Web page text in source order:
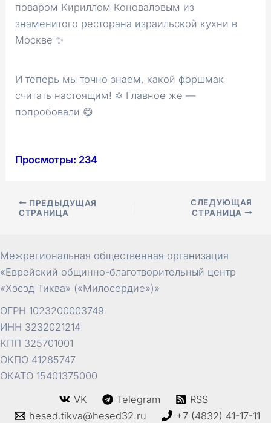
поваром Кириллом Коноваловым из
знаменитого ресторана израильской кухни в
Москве ✨
И теперь мы точно знаем, какой форшмак
считать настоящим! ✡️ Главное же —
попробовали 😋
Просмотры: 234
Навигация
ПРЕДЫДУЩАЯ
СТРАНИЦА
СЛЕДУЮЩАЯ
СТРАНИЦА
Межрегиональная общественная организация
«Еврейский общинно-благотворительный центр
«Хэсэд Тиква» («Милосердие»)»
ОГРН 1023200003749
ИНН 3232021214
КПП 325701001
ОКПО 41285747
ОКАТО 15401375000
VK
Telegram
RSS
hesed.tikva@hesed32.ru
+7 (4832) 41-17-11